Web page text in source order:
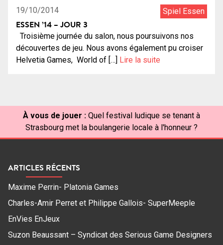
19/10/2014 Spiel Essen
ESSEN ’14 – JOUR 3
Troisième journée du salon, nous poursuivons nos
découvertes de jeu. Nous avons également pu croiser
Helvetia Games, World of […] Lire la suite
À vous de jouer : Quel festival ludique se tenant à
Strasbourg met la boulangerie locale à l'honneur ?
ARTICLES RÉCENTS
Maxime Perrin- Platonia Games
Charles-Amir Perret et Philippe Gallois- SuperMeeple
EnVies EnJeux
Suzon Beaussant – Syndicat des Serious Game Designers